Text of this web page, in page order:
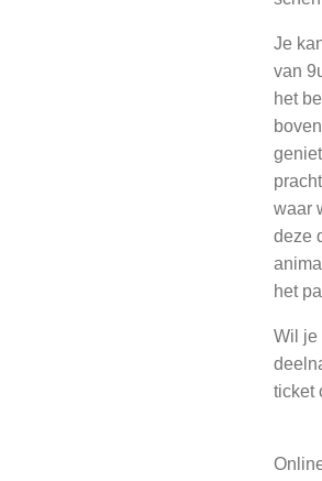
Je
van
het
waar
deze
het
Wil je
ticket